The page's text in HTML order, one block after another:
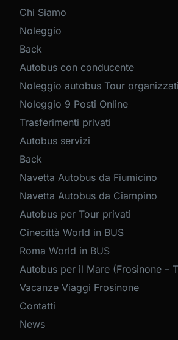
Chi Siamo
Noleggio
Back
Autobus con conducente
Noleggio autobus Tour organizzati
Noleggio 9 Posti Online
Trasferimenti privati
Autobus servizi
Back
Navetta Autobus da Fiumicino
Navetta Autobus da Ciampino
Autobus per Tour privati
Cinecittà World in BUS
Roma World in BUS
Autobus per il Mare (Frosinone –
Vacanze Viaggi Frosinone
Contatti
News